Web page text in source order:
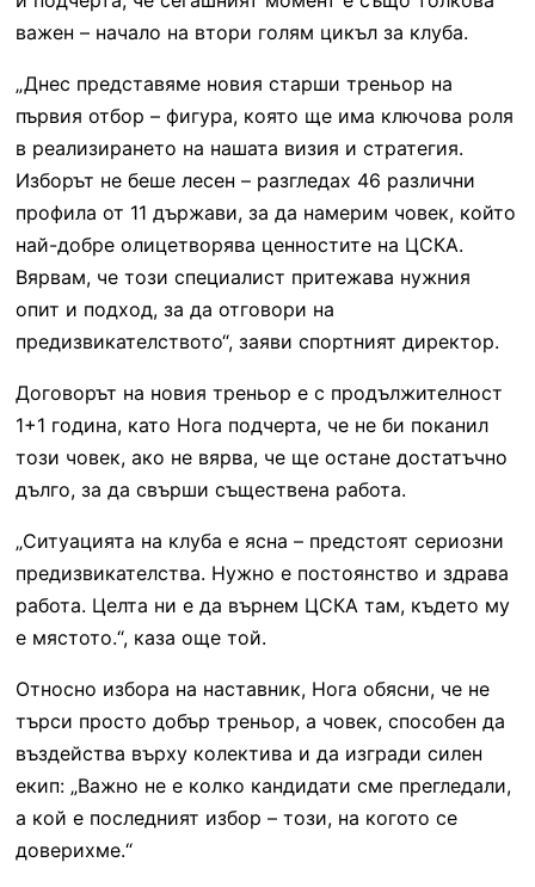
важен – начало на втори голям цикъл за клуба.
„Днес представяме новия старши треньор на
първия отбор – фигура, която ще има ключова роля
в реализирането на нашата визия и стратегия.
Изборът не беше лесен – разгледах 46 различни
профила от 11 държави, за да намерим човек, който
най-добре олицетворява ценностите на ЦСКА.
Вярвам, че този специалист притежава нужния
опит и подход, за да отговори на
предизвикателството“, заяви спортният директор.
Договорът на новия треньор е с продължителност
1+1 година, като Нога подчерта, че не би поканил
този човек, ако не вярва, че ще остане достатъчно
дълго, за да свърши съществена работа.
„Ситуацията на клуба е ясна – предстоят сериозни
предизвикателства. Нужно е постоянство и здрава
работа. Целта ни е да върнем ЦСКА там, където му
е мястото.“, каза още той.
Относно избора на наставник, Нога обясни, че не
търси просто добър треньор, а човек, способен да
въздейства върху колектива и да изгради силен
екип: „Важно не е колко кандидати сме прегледали,
а кой е последният избор – този, на когото се
доверихме.“